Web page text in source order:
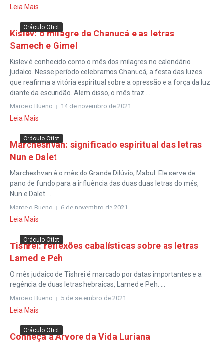
Leia Mais
Oráculo Otiot
Kislev: o milagre de Chanucá e as letras
Samech e Gimel
Kislev é conhecido como o mês dos milagres no calendário
judaico. Nesse período celebramos Chanucá, a festa das luzes
que reafirma a vitória espiritual sobre a opressão e a força da luz
diante da escuridão. Além disso, o mês traz ...
Marcelo Bueno 14 de novembro de 2021
Leia Mais
Oráculo Otiot
Marcheshvan: significado espiritual das letras
Nun e Dalet
Marcheshvan é o mês do Grande Dilúvio, Mabul. Ele serve de
pano de fundo para a influência das duas duas letras do mês,
Nun e Dalet. ...
Marcelo Bueno 6 de novembro de 2021
Leia Mais
Oráculo Otiot
Tishrei: reflexões cabalísticas sobre as letras
Lamed e Peh
O mês judaico de Tishrei é marcado por datas importantes e a
regência de duas letras hebraicas, Lamed e Peh. ...
Marcelo Bueno 5 de setembro de 2021
Leia Mais
Oráculo Otiot
Conheça a Árvore da Vida Luriana